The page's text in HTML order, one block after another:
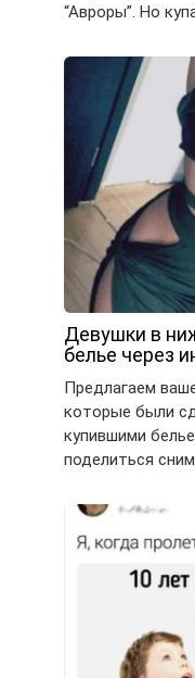
“Авроры”. Но
Девушки в
белье через
Предлагаем
которые были
купившими
поделиться